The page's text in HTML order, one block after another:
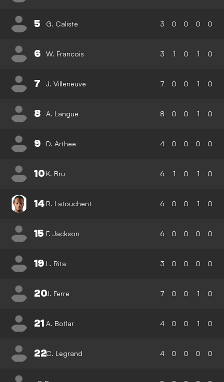
5 G. Caliste 3 0 0 0 0
6 W. Francois 3 1 0 1 0
7 J. Villeneuve 7 0 0 1 0
8 A. Langue 8 0 0 1 0
9 D. Arthee 4 0 0 0 0
10 K. Bru 6 1 0 1 0
14 R. Latouchent 6 0 0 1 0
15 F. Jackson 6 0 0 0 0
19 L. Rita 3 0 0 0 0
20J. Ferre 7 0 0 1 0
21 A. Botlar 4 0 0 1 0
22C. Legrand 4 0 0 0 0